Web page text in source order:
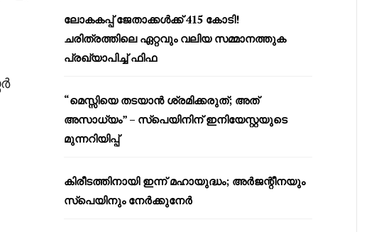
ലോകകപ്പ് ജേതാക്കൾക്ക് 415 കോടി!
ചരിത്രത്തിലെ ഏറ്റവും വലിയ സമ്മാനത്തുക
പ്രഖ്യാപിച്ച് ഫിഫ
“മെസ്സിയെ തടയാൻ ശ്രമിക്കരുത്; അത്
അസാധ്യം” – സ്പെയിനിന് ഇനിയേസ്റ്റയുടെ
മുന്നറിയിപ്പ്
കിരീടത്തിനായി ഇന്ന് മഹായുദ്ധം; അർജന്റീനയും
സ്പെയിനും നേർക്കുനേർ